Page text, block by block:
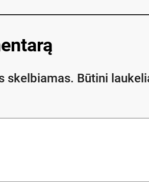
skelbiamas. Būtini